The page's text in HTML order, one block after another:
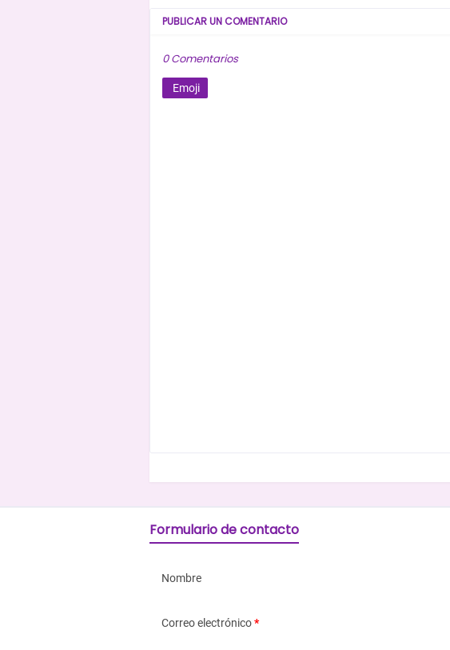
PUBLICAR UN COMENTARIO
0 Comentarios
Emoji
Formulario de contacto
Nombre
Correo electrónico*